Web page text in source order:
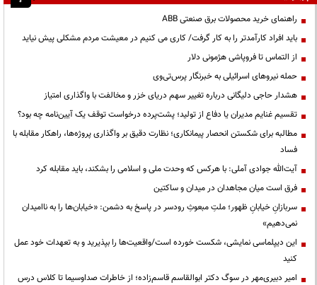
راهنمای خرید محصولات برق صنعتی ABB
باید افراد کارآمدتر را به کار گرفت/ کاری می کنیم در معیشت مردم مشکلی پیش نیاید
از التماس تا فروپاشی هژمونی دلار
حمله نیروهای اسرائیلی به خبرنگار پرس‌تی‌وی
هشدار حاجی دلیگانی درباره تغییر سهم دریای خزر و مخالفت با واگذاری امتیاز
تقسیم غنایم مدیران یا دفاع از تولید؛ پشت‌پرده درخواست توقف یک آیین‌نامه چه بود؟
مطالبه برای شکستن انحصار پیمانکاری؛ نظارت دقیق بر واگذاری پروژه‌ها، راهکار مقابله با
فساد
آیت‌الله جوادی آملی: با هرکس که وحدت ملی و اسلامی را بشکند، باید مقابله کرد
فرق است میان مجاهدان در میدان و ساکتین
سربازانِ خیابانِ ظهور؛ ملتِ مبعوثِ رودسر در پاسخ به دشمن: «خیابان‌ها را به ناامیدان
نمی‌دهیم»
این دیپلماسی نمایشی، شکست خورده است/واقعیت‌ها را بپذیرید و به تعهدات خود عمل
کنید
امیر دبیری‌مهر در سوگ دکتر ابوالقاسم قاسم‌زاده؛ از خاطرات صداوسیما تا کلاس درس